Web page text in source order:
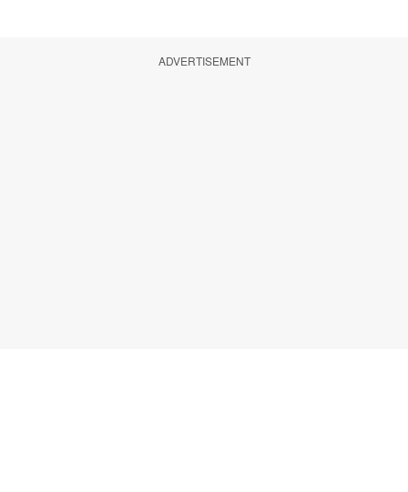
ADVERTISEMENT